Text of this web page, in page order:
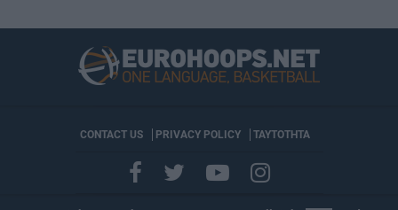
CONTACT US PRIVACY POLICY ΤΑΥΤΟΤΗΤΑ